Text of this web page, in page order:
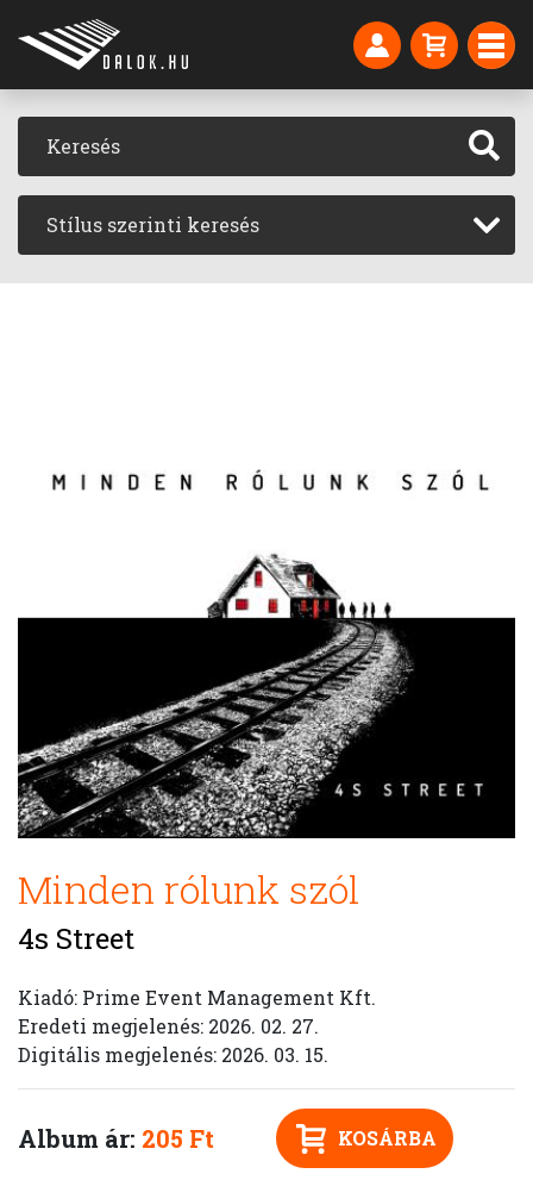
Stílus szerinti keresés
Minden rólunk szól
4s Street
Kiadó: Prime Event Management Kft.
Eredeti megjelenés: 2026. 02. 27.
Digitális megjelenés: 2026. 03. 15.
Album ár: 205 Ft KOSÁRBA